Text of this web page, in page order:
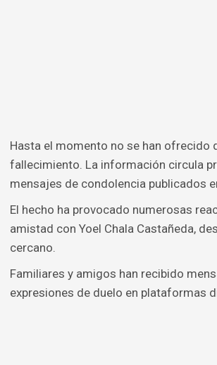
Hasta el momento no se han
fallecimiento. La información circula
mensajes de condolencia publicados
El hecho ha provocado numerosas
amistad con Yoel Chala Castañeda,
cercano.
Familiares y amigos han recibido
expresiones de duelo en plataformas